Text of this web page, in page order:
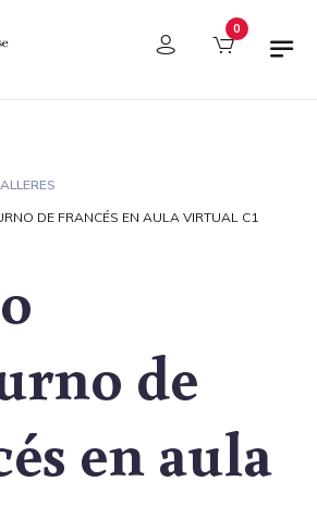
cookies 0
DE FRANCÉS EN AULA VIRTUAL C1
de
en aula